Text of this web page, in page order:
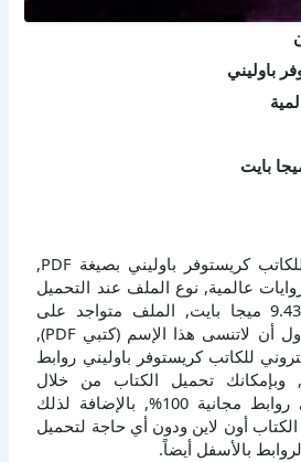
باوليني
تحميل كتاب إيراجون للكاتب كريستوفر باوليني بصيغة PDF,
عالمية, نوع الملف عند التحميل
سيكون pdf, وحجمه 9.43 ميجا بايت, الملف متواجد على
موقعنا (كتبي PDF), حاول أن لاتنسى هذا الإسم (كتبي PDF),
للكاتب كريستوفر باوليني روابط
وبإمكانك تحميل الكتاب من خلال
الروابط بالأسفل, وهي روابط مجانية 100%, بالإضافة لذلك
الكتاب أون لاين ودون أي حاجة لتحميل
بالأسفل أيضاً.